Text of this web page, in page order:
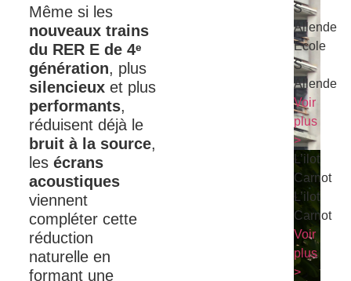
S
Allende
Ecole
S
Allende
Voir
plus
>
L’ilot
Carnot
L’ilot
Carnot
Voir
plus
>
Même si les
nouveaux trains
du RER E de 4ᵉ
génération, plus
silencieux et plus
performants,
réduisent déjà le
bruit à la source,
les écrans
acoustiques
viennent
compléter cette
réduction
naturelle en
formant une